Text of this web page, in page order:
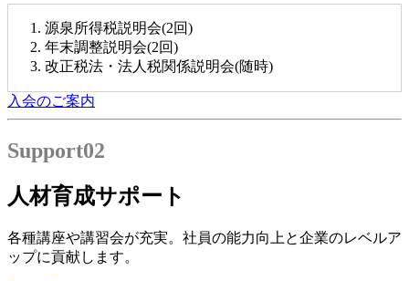
源泉所得税説明会(2回)
年末調整説明会(2回)
改正税法・法人税関係説明会(随時)
入会のご案内
Support02
人材育成サポート
各種講座や講習会が充実。社員の能力向上と企業のレベルア
ップに貢献します。